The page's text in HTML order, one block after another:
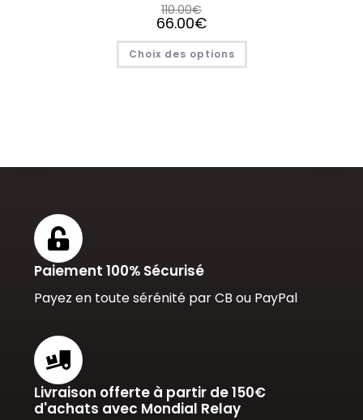
110.00€
66.00€
Choix des options
Paiement 100% Sécurisé
Payez en toute sérénité par CB ou PayPal
Livraison offerte à partir de 150€
d'achats avec Mondial Relay